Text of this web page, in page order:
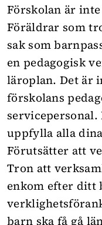
Förskolan är
Föräldrar som
sak som
en pedagogisk
läroplan. Det är
förskolans
uppfylla alla
Förutsätter att
Tron att
enkom efter ditt
barn ska få gå